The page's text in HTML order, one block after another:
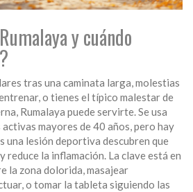
y cuándo
tras una caminata larga, molestias
o tienes el típico malestar de
Rumalaya puede servirte. Se usa
mayores de 40 años, pero hay
una lesión deportiva descubren que
la inflamación. La clave está en
la zona dolorida, masajear
o tomar la tableta siguiendo las